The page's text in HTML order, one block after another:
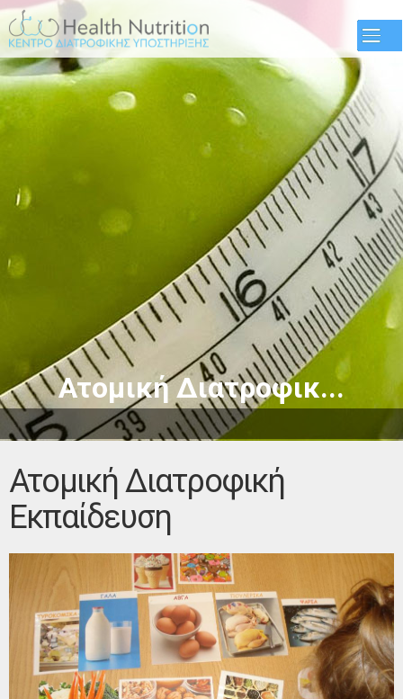
προς το
κυρίως
περιεχόμενο
Ατομική Διατροφικ...
Ατομική Διατροφική
Εκπαίδευση